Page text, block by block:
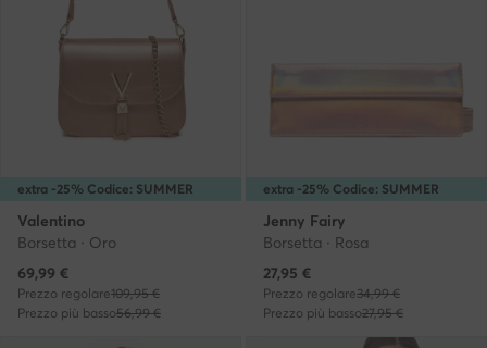
extra -25% Codice: SUMMER
Valentino
Borsetta · Oro
Prezzo attuale
69,99 €
Prezzo regolare109,95 €
Prezzo più basso56,99 €
extra -25% Codice: SUMMER
Jenny Fairy
Borsetta · Rosa
Prezzo attuale
27,95 €
Prezzo regolare34,99 €
Prezzo più basso27,95 €